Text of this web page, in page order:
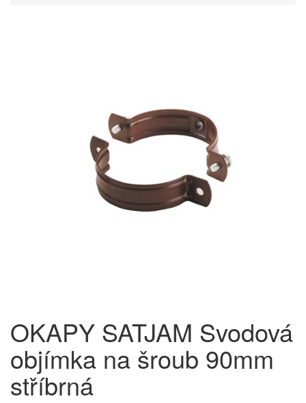
OKAPY SATJAM Svodová
objímka na šroub 90mm
stříbrná